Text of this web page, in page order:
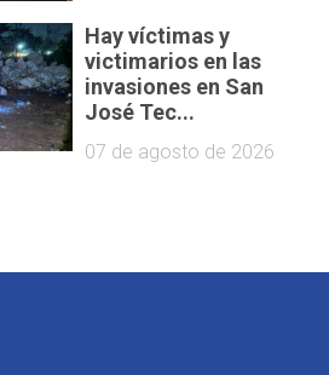
Hay víctimas y
victimarios en las
invasiones en San
José Tec...
07 de agosto de 2026